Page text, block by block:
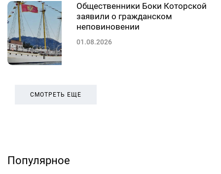
Общественники Боки Которской
заявили о гражданском
неповиновении
01.08.2026
СМОТРЕТЬ ЕЩЕ
Популярное